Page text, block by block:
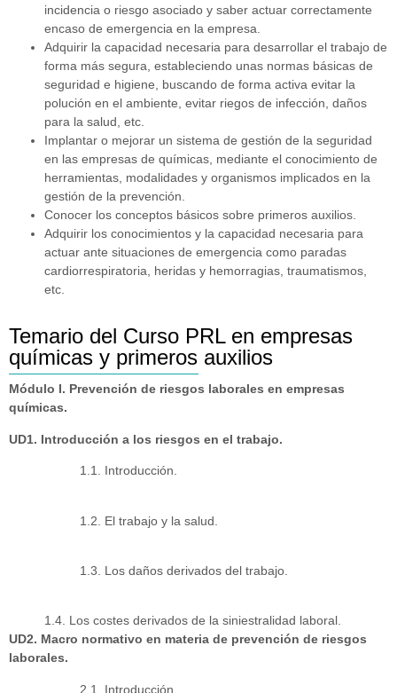
incidencia o riesgo asociado y saber actuar correctamente
encaso de emergencia en la empresa.
Adquirir la capacidad necesaria para desarrollar el trabajo de
forma más segura, estableciendo unas normas básicas de
seguridad e higiene, buscando de forma activa evitar la
polución en el ambiente, evitar riegos de infección, daños
para la salud, etc.
Implantar o mejorar un sistema de gestión de la seguridad
en las empresas de químicas, mediante el conocimiento de
herramientas, modalidades y organismos implicados en la
gestión de la prevención.
Conocer los conceptos básicos sobre primeros auxilios.
Adquirir los conocimientos y la capacidad necesaria para
actuar ante situaciones de emergencia como paradas
cardiorrespiratoria, heridas y hemorragias, traumatismos,
etc.
Temario del Curso PRL en empresas
químicas y primeros auxilios
Módulo I. Prevención de riesgos laborales en empresas
químicas.
UD1. Introducción a los riesgos en el trabajo.
1.1. Introducción.
1.2. El trabajo y la salud.
1.3. Los daños derivados del trabajo.
1.4. Los costes derivados de la siniestralidad laboral.
UD2. Macro normativo en materia de prevención de riesgos
laborales.
2.1. Introducción.